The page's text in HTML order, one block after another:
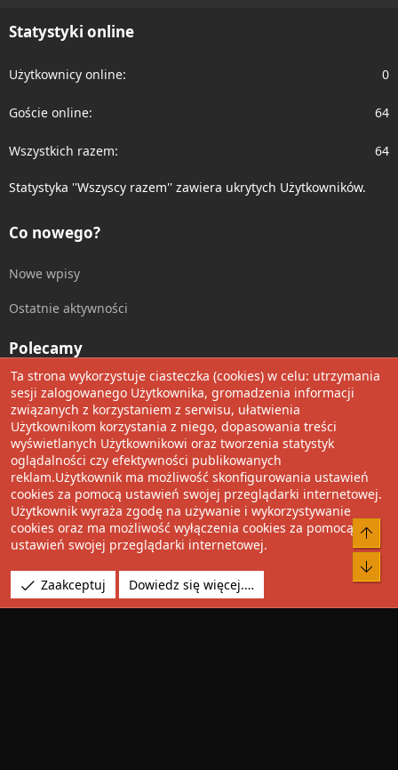
Statystyki online
Użytkownicy online 0
Goście online 64
Wszystkich razem 64
Statystyka ''Wszyscy razem'' zawiera ukrytych Użytkowników.
Co nowego?
Nowe wpisy
Ostatnie aktywności
Polecamy
Wolnościowe cytaty
Udostępnij
Facebook
TwitterRedditPinterest
TumblrWhatsApp
Umieść Link
Community platform by XenForo® © 2010-2022 XenForo Ltd.
Pixel Exit
Tłumaczenie wykonane przezXboxForum.pl
Media embeds
via s9e/MediaSites
Ta strona wykorzystuje ciasteczka (cookies) w celu: utrzymania
sesji zalogowanego Użytkownika, gromadzenia informacji
związanych z korzystaniem z serwisu, ułatwienia
Użytkownikom korzystania z niego, dopasowania treści
wyświetlanych Użytkownikowi oraz tworzenia statystyk
oglądalności czy efektywności publikowanych
reklam.Użytkownik ma możliwość skonfigurowania ustawień
cookies za pomocą ustawień swojej przeglądarki internetowej.
Użytkownik wyraża zgodę na używanie i wykorzystywanie
cookies oraz ma możliwość wyłączenia cookies za pomocą
ustawień swojej przeglądarki internetowej.
Zaakceptuj Dowiedz się więcej.…
Do